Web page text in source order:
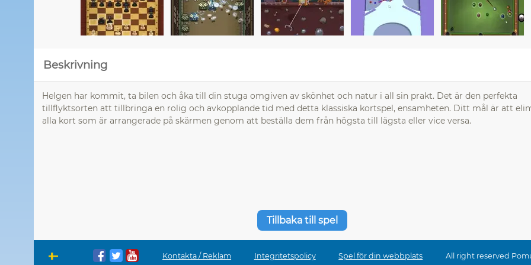
Beskrivning
Helgen har kommit, ta bilen och åka till din stuga omgiven av skönhet och natur i all sin prakt. Det är den perfekta
tillflyktsorten att tillbringa en rolig och avkopplande tid med detta klassiska kortspel, ensamheten. Ditt mål är att
alla kort som är arrangerade på skärmen genom att beställa dem från högsta till lägsta eller vice versa.
Tillbaka till spel
Kontakta / Reklam Integritetspolicy Spel för din webbplats All right reserved